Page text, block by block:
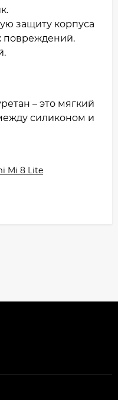
защиту корпуса
повреждений.
– это мягкий
силиконом и
Mi 8 Lite